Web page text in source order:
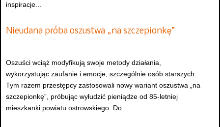
inspiracje...
Nieudana próba oszustwa „na szczepionkę”
Oszuści wciąż modyfikują swoje metody działania,
wykorzystując zaufanie i emocje, szczególnie osób starszych.
Tym razem przestępcy zastosowali nowy wariant oszustwa „na
szczepionkę”, próbując wyłudzić pieniądze od 85-letniej
mieszkanki powiatu ostrowskiego. Do...